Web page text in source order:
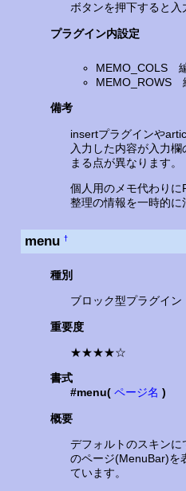
ボタンを押下すると入
プラグイン内設定
MEMO_COLS
MEMO_ROWS
備考
insertプラグインや
入力した内容が入力
まる点が異なります。
個人用のメモ代わり
整理の情報を一時的に
menu †
種別
ブロック型プラグイン
重要度
★★★★☆
書式
#menu( ページ名 )
概要
デフォルトのスキンに
のページ(MenuBar)を
ています。